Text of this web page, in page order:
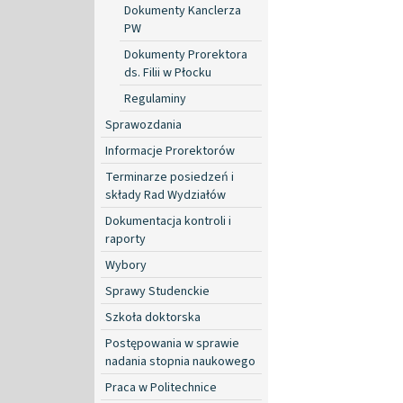
Dokumenty Kanclerza
PW
Dokumenty Prorektora
ds. Filii w Płocku
Regulaminy
Sprawozdania
Informacje Prorektorów
Terminarze posiedzeń i
składy Rad Wydziałów
Dokumentacja kontroli i
raporty
Wybory
Sprawy Studenckie
Szkoła doktorska
Postępowania w sprawie
nadania stopnia naukowego
Praca w Politechnice